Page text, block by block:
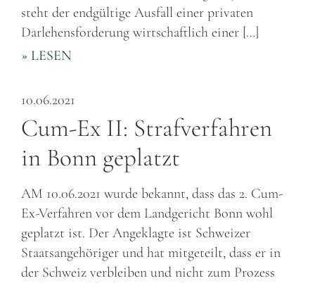
steht der endgültige Ausfall einer privaten
Darlehensforderung wirtschaftlich einer […]
» LESEN
10.06.2021
Cum-Ex II: Strafverfahren
in Bonn geplatzt
AM 10.06.2021 wurde bekannt, dass das 2. Cum-
Ex-Verfahren vor dem Landgericht Bonn wohl
geplatzt ist. Der Angeklagte ist Schweizer
Staatsangehöriger und hat mitgeteilt, dass er in
der Schweiz verbleiben und nicht zum Prozess